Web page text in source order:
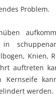
Problem.
Knien,
auftreten
Kernseife
werden.